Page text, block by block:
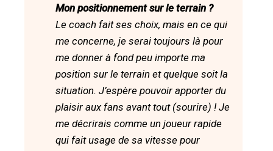
Mon positionnement sur le terrain ?
Le coach fait ses choix, mais en ce qui
me concerne, je serai toujours là pour
me donner à fond peu importe ma
position sur le terrain et quelque soit la
situation. J’espère pouvoir apporter du
plaisir aux fans avant tout (sourire) ! Je
me décrirais comme un joueur rapide
qui fait usage de sa vitesse pour